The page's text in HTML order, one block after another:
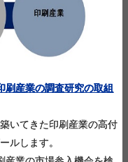
産業の調査研究の取組
いてきた印刷産業の高付
ルします。